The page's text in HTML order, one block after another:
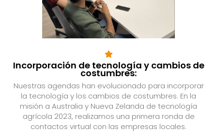
Incorporación de tecnología y cambios de
costumbres:
Nuestras agendas han evolucionado para incorporar
la tecnología y los cambios de costumbres. En la
misión a Australia y Nueva Zelanda de tecnología
agrícola 2023, realizamos una primera ronda de
contactos virtual con las empresas locales.